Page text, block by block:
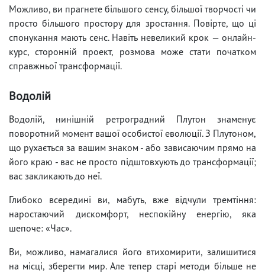
Можливо, ви прагнете більшого сенсу, більшої творчості чи
просто більшого простору для зростання. Повірте, що ці
спонукання мають сенс. Навіть невеликий крок — онлайн-
курс, сторонній проект, розмова може стати початком
справжньої трансформації.
Водолій
Водолій, нинішній ретроградний Плутон знаменує
поворотний момент вашої особистої еволюції. З Плутоном,
що рухається за вашим знаком - або зависаючим прямо на
його краю - вас не просто підштовхують до трансформації;
вас закликають до неї.
Глибоко всередині ви, мабуть, вже відчули тремтіння:
наростаючий дискомфорт, неспокійну енергію, яка
шепоче: «Час».
Ви, можливо, намагалися його втихомирити, залишитися
на місці, зберегти мир. Але тепер старі методи більше не